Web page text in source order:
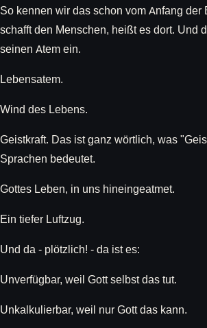
So kennen wir das schon vom Anfang der
schafft den Menschen, heißt es dort. Und
seinen Atem ein.
Lebensatem.
Wind des Lebens.
Geistkraft. Das ist ganz wörtlich, was
Sprachen bedeutet.
Gottes Leben, in uns hineingeatmet.
Ein tiefer Luftzug.
Und da - plötzlich! - da ist es:
Unverfügbar, weil Gott selbst das tut.
Unkalkulierbar, weil nur Gott das kann.